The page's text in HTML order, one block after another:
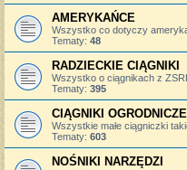
AMERYKAŃCE
Wszystko co dotyczy
Tematy: 48
RADZIECKIE CIĄGNIKI
Wszystko o ciągnikach z
Tematy: 395
CIĄGNIKI
Wszystkie małe ciągniczki
Tematy: 603
NOŚNIKI NARZĘDZI